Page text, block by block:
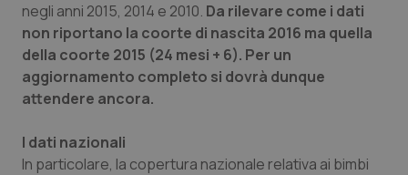
Marche
Molise
Provincia Autonoma di Bolzano
Donna & Salute
Epatiti
Infezioni & Febbre
negli anni 2015, 2014 e 2010. Da rilevare come i dati
non riportano la coorte di nascita 2016 ma quella
della coorte 2015 (24 mesi + 6). Per un
aggiornamento completo si dovrà dunque
attendere ancora.
I dati nazionali
In particolare, la copertura nazionale relativa ai bimbi